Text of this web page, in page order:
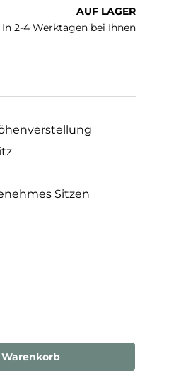
AUF LAGER
In 2-4 Werktagen bei Ihnen
Sitzen